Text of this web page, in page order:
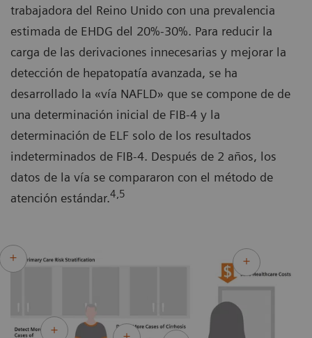
trabajadora del Reino Unido con una prevalencia
estimada de EHDG del 20%-30%. Para reducir la
carga de las derivaciones innecesarias y mejorar la
detección de hepatopatía avanzada, se ha
desarrollado la «vía NAFLD» que se compone de de
una determinación inicial de FIB-4 y la
determinación de ELF solo de los resultados
indeterminados de FIB-4. Después de 2 años, los
datos de la vía se compararon con el método de
atención estándar.4,5